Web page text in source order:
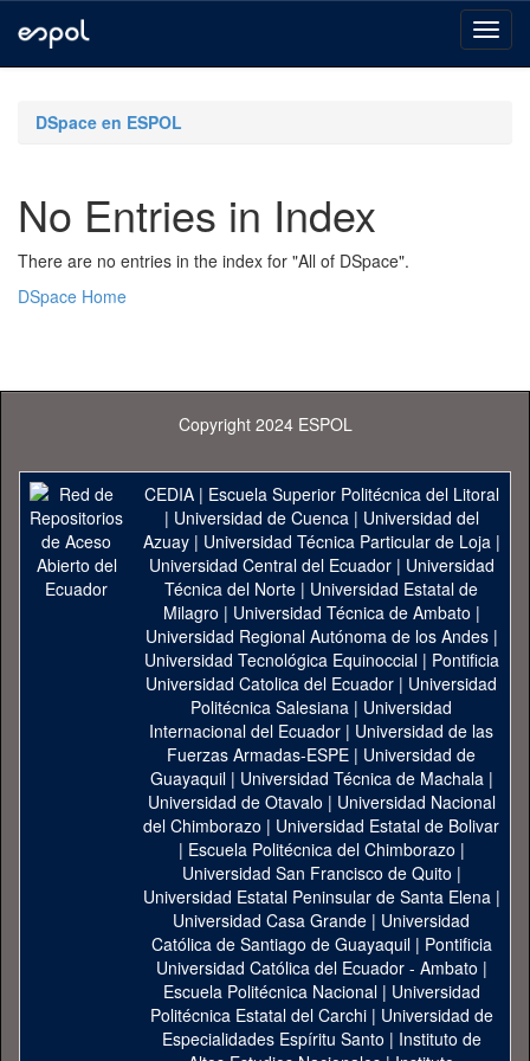
navigationDSpace en ESPOL
No Entries in Index
There are no entries in the index for "All of DSpace".
DSpace Home
Copyright 2024 ESPOL
CEDIA| Escuela Superior Politécnica del Litoral
| Universidad de Cuenca| Universidad del
Azuay| Universidad Técnica Particular de Loja|
Universidad Central del Ecuador| Universidad
Técnica del Norte | Universidad Estatal de
Milagro | Universidad Técnica de Ambato |
Universidad Regional Autónoma de los Andes|
Universidad Tecnológica Equinoccial| Pontificia
Universidad Catolica del Ecuador | Universidad
Politécnica Salesiana | Universidad
Internacional del Ecuador | Universidad de las
Fuerzas Armadas-ESPE | Universidad de
Guayaquil| Universidad Técnica de Machala|
Universidad de Otavalo | Universidad Nacional
del Chimborazo | Universidad Estatal de Bolivar
| Escuela Politécnica del Chimborazo |
Universidad San Francisco de Quito |
Universidad Estatal Peninsular de Santa Elena|
Universidad Casa Grande | Universidad
Católica de Santiago de Guayaquil| Pontificia
Universidad Católica del Ecuador - Ambato |
Escuela Politécnica Nacional| Universidad
Politécnica Estatal del Carchi| Universidad de
Especialidades Espíritu Santo | Instituto de